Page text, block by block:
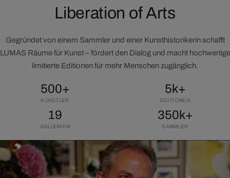
Liberation of Arts
Gegründet von einem Sammler und einer Kunsthistorikerin schafft
LUMAS Räume für Kunst – fördert den Dialog und macht hochwertige
limitierte Editionen für mehr Menschen zugänglich.
500+
KÜNSTLER
5k+
EDITIONEN
19
GALLERIEN
350k+
SAMMLER